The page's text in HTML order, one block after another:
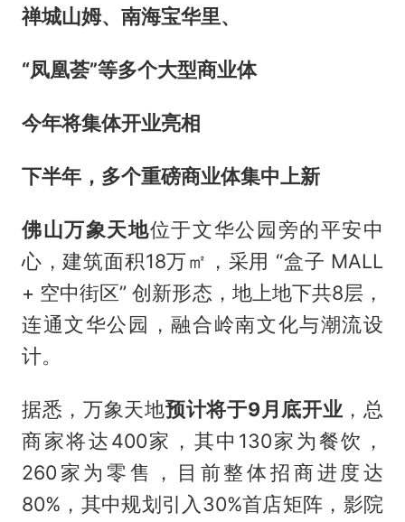
禅城山姆、南海宝华里、
“凤凰荟”等多个大型商业体
今年将集体开业亮相
下半年，多个重磅商业体集中上新
佛山万象天地位于文华公园旁的平安中
心，建筑面积18万㎡，采用 “盒子 MALL
+ 空中街区” 创新形态，地上地下共8层，
连通文华公园，融合岭南文化与潮流设
计。
据悉，万象天地预计将于9月底开业 ，总
商家将达400家，其中130家为餐饮，
260家为零售，目前整体招商进度达
80%，其中规划引入30%首店矩阵，影院